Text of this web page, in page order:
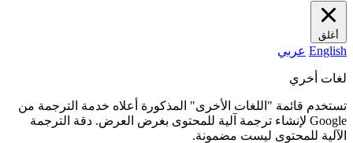
أغلق
English عربي
لغات أخري
تستخدم قائمة "اللغات الأخرى" المذكورة أعلاه خدمة الترجمة من
Google لإنشاء ترجمة آلية للمحتوى بغرض العرض. دقة الترجمة
الآلية للمحتوى ليست مضمونة.